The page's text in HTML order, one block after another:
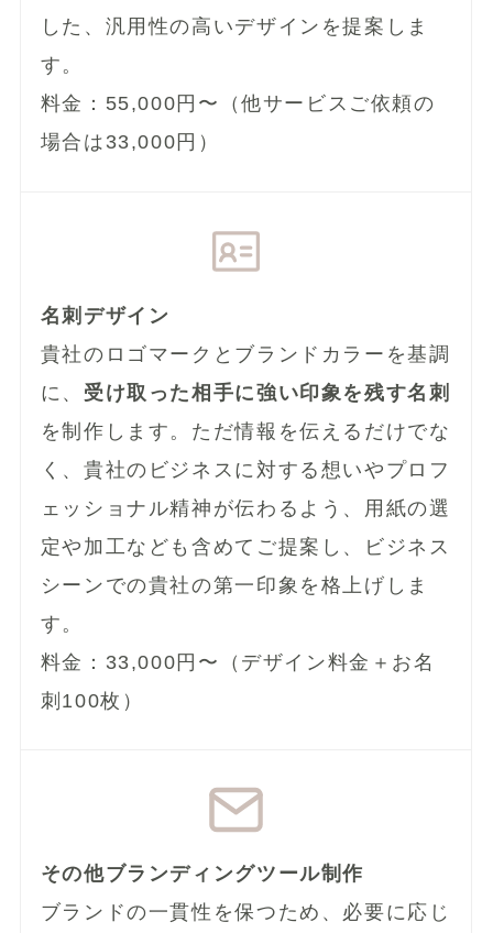
した、汎用性の高いデザインを提案しま
す。
料金：55,000円〜（他サービスご依頼の
場合は33,000円）
名刺デザイン
貴社のロゴマークとブランドカラーを基調
に、 受け取った相手に強い印象を残す名刺
を制作します。ただ情報を伝えるだけでな
く、貴社のビジネスに対する想いやプロフ
ェッショナル精神が伝わるよう、用紙の選
定や加工なども含めてご提案し、ビジネス
シーンでの貴社の第一印象を格上げしま
す。
料金：33,000円〜（デザイン料金＋お名
刺100枚）
その他ブランディングツール制作
ブランドの一貫性を保つため、必要に応じ